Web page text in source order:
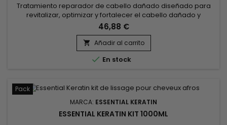
Tratamiento reparador de cabello dañado diseñado para
revitalizar, optimizar y fortalecer el cabello dañado y
debilitado.&nbsp; Em2h 60 secondes Smart Solution rellena,
fortalece la fibra desde el interior e hidrata suavemente el
cabello.&nbsp; Gracias a su fórmula ultraconcentrada con
un 98% de ingredientes vegetales, el tratamiento reparador
de...
46,88 €
 Añadir al carrito
 En stock
Pack
MARCA: ESSENTIAL KERATIN
ESSENTIAL KERATIN KIT 1000ML